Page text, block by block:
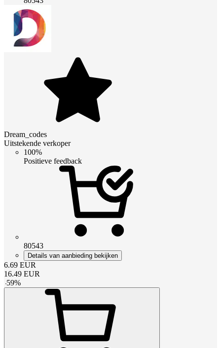
Dream_codes
Uitstekende verkoper
100%
Positieve feedback
80543
Details van aanbieding bekijken
6.69 EUR
16.49 EUR
-59%